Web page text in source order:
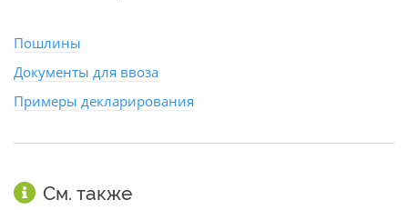
Пошлины
Документы для ввоза
Примеры декларирования
См. также